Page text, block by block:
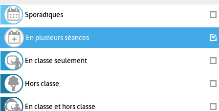
Sporadiques
En plusieurs séances
En classe seulement
Hors classe
En classe et hors classe